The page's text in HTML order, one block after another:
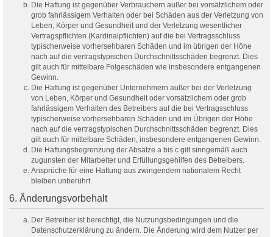
Die Haftung ist gegenüber Verbrauchern außer bei vorsätzlichem oder
grob fahrlässigem Verhalten oder bei Schäden aus der Verletzung von
Leben, Körper und Gesundheit und der Verletzung wesentlicher
Vertragspflichten (Kardinalpflichten) auf die bei Vertragsschluss
typischerweise vorhersehbaren Schäden und im übrigen der Höhe
nach auf die vertragstypischen Durchschnittsschäden begrenzt. Dies
gilt auch für mittelbare Folgeschäden wie insbesondere entgangenen
Gewinn.
Die Haftung ist gegenüber Unternehmern außer bei der Verletzung
von Leben, Körper und Gesundheit oder vorsätzlichem oder grob
fahrlässigem Verhalten des Betreibers auf die bei Vertragsschluss
typischerweise vorhersehbaren Schäden und im Übrigen der Höhe
nach auf die vertragstypischen Durchschnittsschäden begrenzt. Dies
gilt auch für mittelbare Schäden, insbesondere entgangenen Gewinn.
Die Haftungsbegrenzung der Absätze a bis c gilt sinngemäß auch
zugunsten der Mitarbeiter und Erfüllungsgehilfen des Betreibers.
Ansprüche für eine Haftung aus zwingendem nationalem Recht
bleiben unberührt.
6. Änderungsvorbehalt
Der Betreiber ist berechtigt, die Nutzungsbedingungen und die
Datenschutzerklärung zu ändern. Die Änderung wird dem Nutzer per